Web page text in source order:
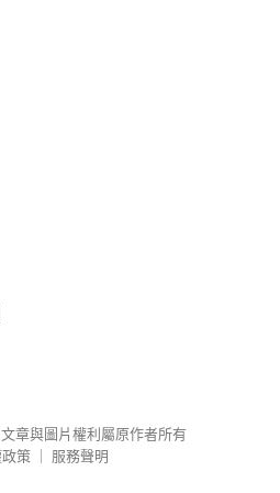
文章與圖片權利屬原作者所有
政策
服務聲明